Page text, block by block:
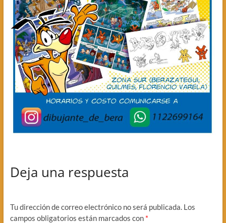
Deja una respuesta
Tu dirección de correo electrónico no será publicada. Los
campos obligatorios están marcados con *